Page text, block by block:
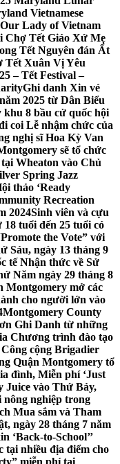
Vietnamese
Lady of Vietnam
Chợ Tết Giáo Xứ Mẹ
Tết Nguyên đán Ất
Tết Xuân Vị Yêu
– Tết Festival –
Ghi danh Xin vé
2025 từ Dân Biểu
khu 8 bầu cử quốc hội
coi Lễ nhậm chức của
nghị sĩ Hoa Kỳ Van
sẽ tổ chức
Wheaton vào Chủ
Spring Jazz
thảo ‘Ready
Recreation
2024Sinh viên và cựu
tuổi đến 25 tuổi có
the Vote” với
Sáu, ngày 13 tháng 9
tế Nhận thức về Sử
Năm ngày 29 tháng 8
Montgomery mở các
cho người lớn vào
Montgomery County
Ghi Danh từ những
Chương trình đào tạo
cộng Brigadier
Quận Montgomery tổ
đình, Miễn phí ‘Just
Juice vào Thứ Bảy,
nông nghiệp trong
Mua sắm và Tham
ngày 28 tháng 7 năm
‘Back-to-School’’
tại nhiều địa điểm cho
miễn phí tại